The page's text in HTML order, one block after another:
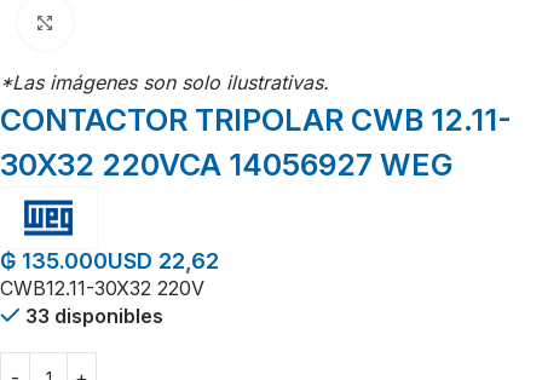
*Las imágenes son solo ilustrativas.
CONTACTOR TRIPOLAR CWB 12.11-
30X32 220VCA 14056927 WEG
₲ 135.000USD 22,62
CWB12.11-30X32 220V
33 disponibles